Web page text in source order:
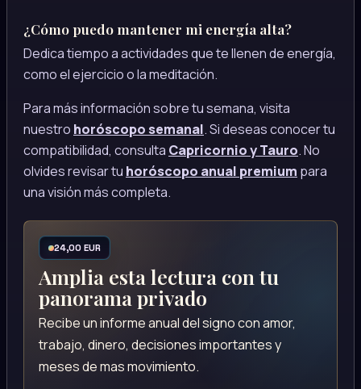
¿Cómo puedo mantener mi energía alta?
Dedica tiempo a actividades que te llenen de energía,
como el ejercicio o la meditación.
Para más información sobre tu semana, visita
nuestro horóscopo semanal. Si deseas conocer tu
compatibilidad, consulta Capricornio y Tauro. No
olvides revisar tu horóscopo anual premium para
una visión más completa.
24,00 EUR
Amplia esta lectura con tu
panorama privado
Recibe un informe anual del signo con amor,
trabajo, dinero, decisiones importantes y
meses de mas movimiento.